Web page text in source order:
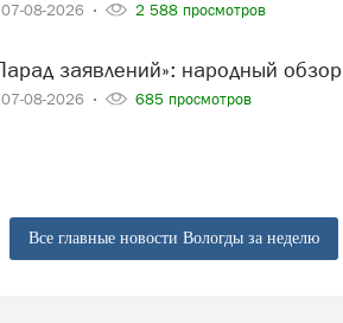
07-08-2026
2 588 просмотров
«Парад заявлений»: народный обзор
07-08-2026 685 просмотров
Все главные новости Вологды за неделю